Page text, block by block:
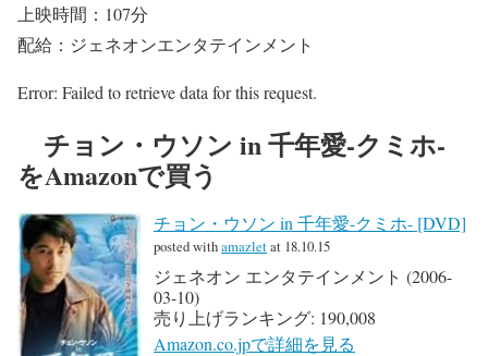
上映時間：107分
配給：ジェネオンエンタテインメント
Error: Failed to retrieve data for this request.
チョン・ウソン in 千年愛-クミホ-
をAmazonで買う
チョン・ウソン in 千年愛-クミホ- [DVD]
posted withamazletat 18.10.15
ジェネオン エンタテインメント (2006-
03-10)
売り上げランキング: 190,008
Amazon.co.jpで詳細を見る